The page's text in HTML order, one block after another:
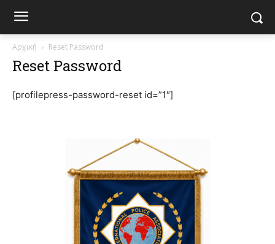
Αρχική Reset Password
Reset Password
[profilepress-password-reset id=”1″]